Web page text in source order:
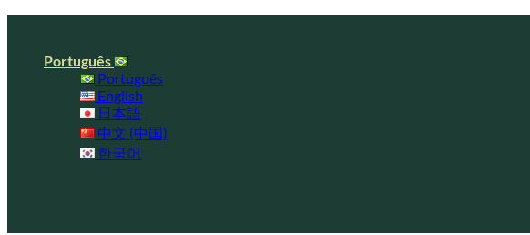
contentPortuguês
Português
English
日本語
中文 (中国)
한국어